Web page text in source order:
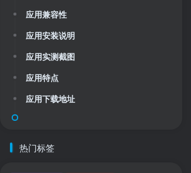
应用兼容性
应用安装说明
应用实测截图
应用特点
应用下载地址
热门标签